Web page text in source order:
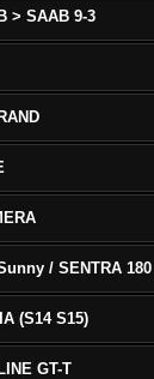
> SAAB 9-3
/ SENTRA 180
(S14 S15)
GT-T